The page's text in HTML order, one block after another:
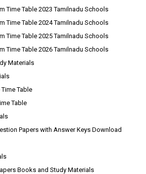
Time Table 2023 Tamilnadu Schools
Time Table 2024 Tamilnadu Schools
Time Table 2025 Tamilnadu Schools
Time Table 2026 Tamilnadu Schools
Materials
Table
Table
Papers with Answer Keys Download
Books and Study Materials